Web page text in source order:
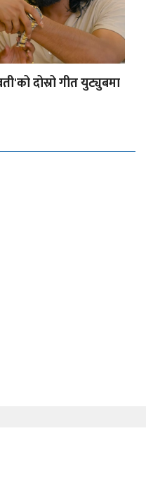
दोस्रो गीत युट्युबमा